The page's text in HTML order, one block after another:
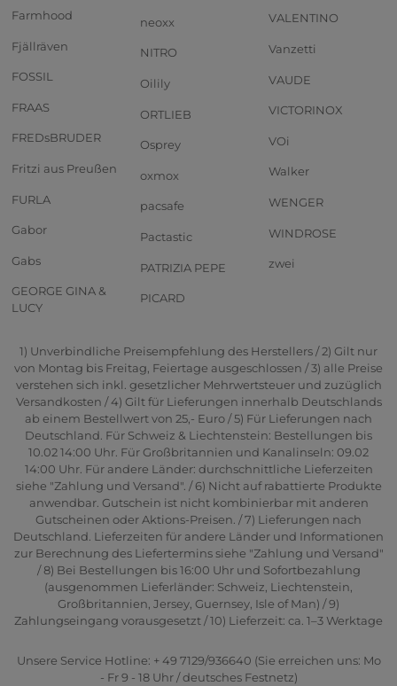
Farmhood
Fjällräven
FOSSIL
FRAAS
FREDsBRUDER
Fritzi aus Preußen
FURLA
Gabor
Gabs
GEORGE GINA &
LUCY
neoxx
NITRO
Oilily
ORTLIEB
Osprey
oxmox
pacsafe
Pactastic
PATRIZIA PEPE
PICARD
VALENTINO
Vanzetti
VAUDE
VICTORINOX
VOi
Walker
WENGER
WINDROSE
zwei
1) Unverbindliche Preisempfehlung des Herstellers / 2) Gilt nur
von Montag bis Freitag, Feiertage ausgeschlossen / 3) alle Preise
verstehen sich inkl. gesetzlicher Mehrwertsteuer und zuzüglich
Versandkosten / 4) Gilt für Lieferungen innerhalb Deutschlands
ab einem Bestellwert von 25,- Euro / 5) Für Lieferungen nach
Deutschland. Für Schweiz & Liechtenstein: Bestellungen bis
10.02 14:00 Uhr. Für Großbritannien und Kanalinseln: 09.02
14:00 Uhr. Für andere Länder: durchschnittliche Lieferzeiten
siehe "Zahlung und Versand". / 6) Nicht auf rabattierte Produkte
anwendbar. Gutschein ist nicht kombinierbar mit anderen
Gutscheinen oder Aktions-Preisen. / 7) Lieferungen nach
Deutschland. Lieferzeiten für andere Länder und Informationen
zur Berechnung des Liefertermins siehe "Zahlung und Versand"
/ 8) Bei Bestellungen bis 16:00 Uhr und Sofortbezahlung
(ausgenommen Lieferländer: Schweiz, Liechtenstein,
Großbritannien, Jersey, Guernsey, Isle of Man) / 9)
Zahlungseingang vorausgesetzt / 10) Lieferzeit: ca. 1–3 Werktage
Unsere Service Hotline: + 49 7129/936640 (Sie erreichen uns: Mo
- Fr 9 - 18 Uhr / deutsches Festnetz)